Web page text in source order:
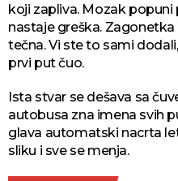
koji zapliva. Mozak popuni
nastaje greška.
tečna. Vi ste to sami
prvi put čuo.
Ista stvar se dešava sa
autobusa zna imena svih
glava automatski nacrta
sliku i sve se menja.